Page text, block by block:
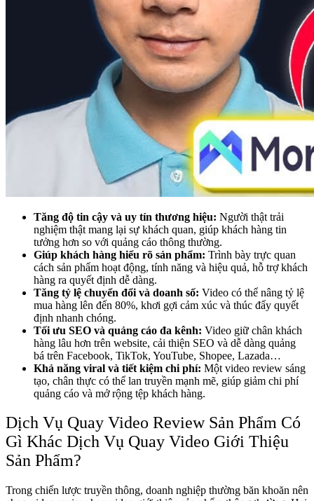
Tăng độ tin cậy và uy tín thương hiệu: Người thật trải
nghiệm thật mang lại sự khách quan, giúp khách hàng tin
tưởng hơn so với quảng cáo thông thường.
Giúp khách hàng hiểu rõ sản phẩm: Trình bày trực quan
cách sản phẩm hoạt động, tính năng và hiệu quả, hỗ trợ khách
hàng ra quyết định dễ dàng.
Tăng tỷ lệ chuyển đổi và doanh số: Video có thể nâng tỷ lệ
mua hàng lên đến 80%, khơi gợi cảm xúc và thúc đẩy quyết
định nhanh chóng.
Tối ưu SEO và quảng cáo đa kênh: Video giữ chân khách
hàng lâu hơn trên website, cải thiện SEO và dễ dàng quảng
bá trên Facebook, TikTok, YouTube, Shopee, Lazada…
Khả năng viral và tiết kiệm chi phí: Một video review sáng
tạo, chân thực có thể lan truyền mạnh mẽ, giúp giảm chi phí
quảng cáo và mở rộng tệp khách hàng.
Dịch Vụ Quay Video Review Sản Phẩm Có
Gì Khác Dịch Vụ Quay Video Giới Thiệu
Sản Phẩm?
Trong chiến lược truyền thông, doanh nghiệp thường băn khoăn nên